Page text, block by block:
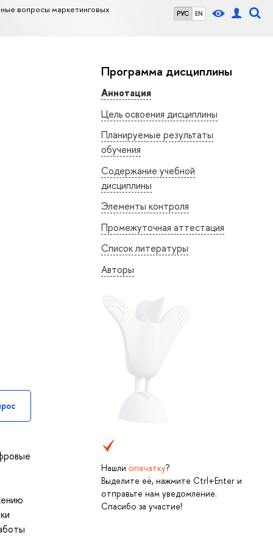
РУС EN
вопросы маркетинговых
Программа дисциплины
Аннотация
Цель освоения дисциплины
Планируемые результаты
обучения
Содержание учебной
дисциплины
Элементы контроля
Промежуточная аттестация
Список литературы
Авторы
Нашли опечатку?
Выделите её, нажмите Ctrl+Enter и
отправьте нам уведомление.
Спасибо за участие!